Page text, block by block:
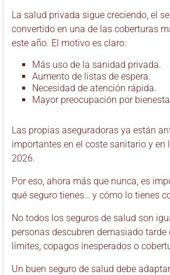
La salud privada sigue creciendo, el
convertido en una de las coberturas
este año. El motivo es claro:
Más uso de la sanidad privada.
Aumento de listas de espera.
Necesidad de atención rápida.
Mayor preocupación por
Las propias aseguradoras ya están
importantes en el coste sanitario y en
2026.
Por eso, ahora más que nunca, es
qué seguro tienes… y cómo lo tienes
No todos los seguros de salud son
personas descubren demasiado
límites, copagos inesperados o
Un buen seguro de salud debe